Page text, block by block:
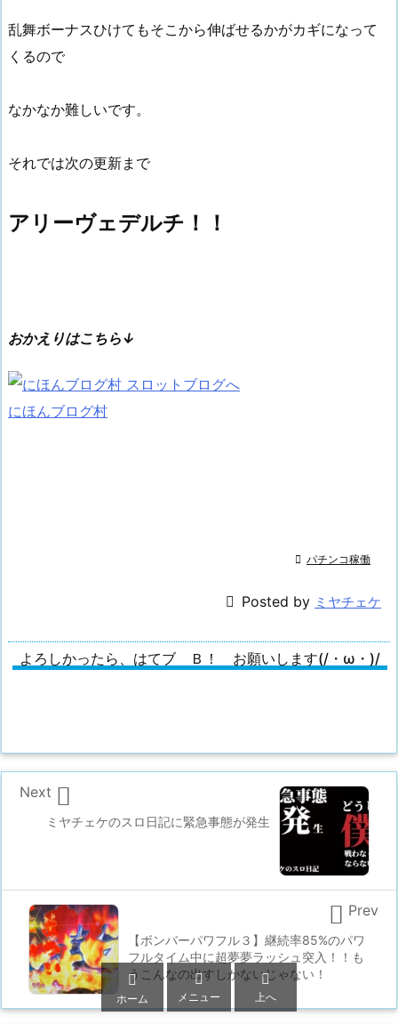
乱舞ボーナスひけてもそこから伸ばせるかがカギになって
くるので
なかなか難しいです。
それでは次の更新まで
アリーヴェデルチ！！
おかえりはこちら↓
にほんブログ村
 パチンコ稼働
 Posted by ミヤチェケ
よろしかったら、はてブ Ｂ！ お願いします(/・ω・)/
ミヤチェケのスロ日記に緊急事態が発生

Next
【ボンバーパワフル３】継続率85%のパワ
フルタイム中に超夢夢ラッシュ突入！！も
うこんなの出すしかないじゃない！
 Prev

ホーム

メニュー

上へ